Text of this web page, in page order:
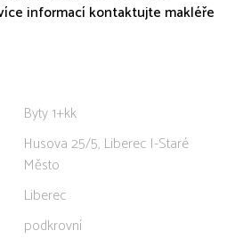
informací kontaktujte makléře
Byty 1+kk
Husova 25/5, Liberec I-Staré
Město
Liberec
podkrovní